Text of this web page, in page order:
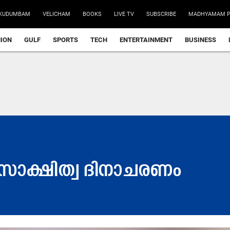
VELICHAM BOOKS LIVE TV SUBSCRIBE MADHYAMAM
GULF SPORTS TECH ENTERTAINMENT BUSINESS
ദി​നാ​ച​ര​ണം